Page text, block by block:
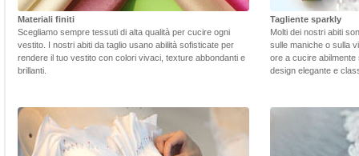
Materiali finiti
Scegliamo sempre tessuti di alta qualità per cucire ogni
vestito. I nostri abiti da taglio usano abilità sofisticate per
rendere il tuo vestito con colori vivaci, texture abbondanti e
brillanti.
Tagliente sparkly
Molti dei nostri abiti
sulle maniche o sulla
ore a cucire
design elegante e